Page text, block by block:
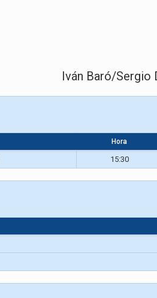
Iván Baró/Sergio
Hora
15:30